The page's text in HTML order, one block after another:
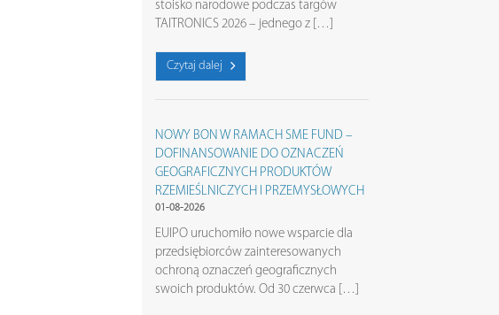
stoisko narodowe podczas targów
TAITRONICS 2026 – jednego z […]
Czytaj dalej
NOWY BON W RAMACH SME FUND –
DOFINANSOWANIE DO OZNACZEŃ
GEOGRAFICZNYCH PRODUKTÓW
RZEMIEŚLNICZYCH I PRZEMYSŁOWYCH
01-08-2026
EUIPO uruchomiło nowe wsparcie dla
przedsiębiorców zainteresowanych
ochroną oznaczeń geograficznych
swoich produktów. Od 30 czerwca […]